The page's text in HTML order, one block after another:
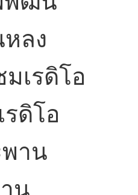
ลง
เรดิโอ
รดิโอ
พาน
น